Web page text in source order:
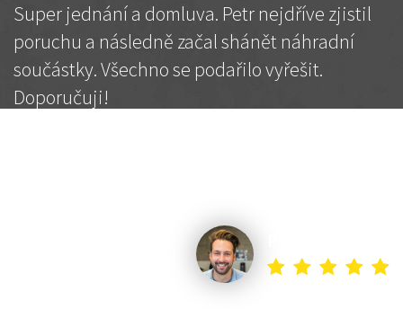
Super jednání a domluva. Petr nejdříve zjistil
poruchu a následně začal shánět náhradní
součástky. Všechno se podařilo vyřešit.
Doporučuji!